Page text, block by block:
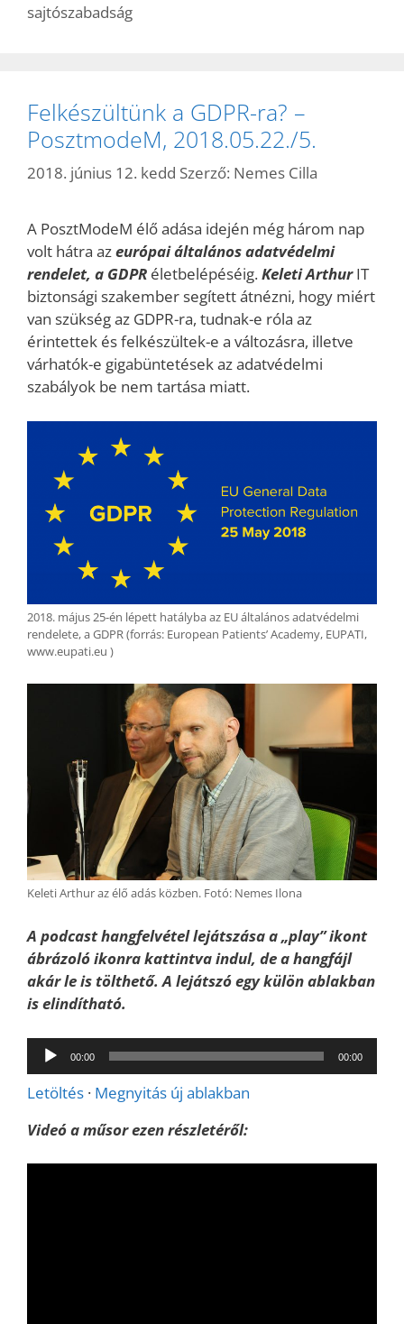
sajtószabadság
Felkészültünk a GDPR-ra? –
PosztmodeM, 2018.05.22./5.
2018. június 12. kedd Szerző: Nemes Cilla
A PosztModeM élő adása idején még három nap
volt hátra azeurópai általánosadatvédelmi
rendelet, a GDPR életbelépéséig.Keleti ArthurIT
biztonsági szakember segített átnézni, hogy miért
van szükség az GDPR-ra, tudnak-e róla az
érintettek és felkészültek-e a változásra, illetve
várhatók-e gigabüntetések az adatvédelmi
szabályok be nem tartása miatt.
2018. május 25-én lépett hatályba az EU általános adatvédelmi
rendelete, a GDPR (forrás: European Patients’ Academy, EUPATI,
www.eupati.eu )
Keleti Arthur az élő adás közben. Fotó: Nemes Ilona
A podcast hangfelvétel lejátszása a „play” ikont
ábrázoló ikonra kattintva indul, de a hangfájl
akár le is tölthető. A lejátszó egy külön ablakban
is elindítható.
Audió
lejátszó
00:00 00:00
Letöltés · Megnyitás új ablakban
Videó a műsor ezen részletéről: